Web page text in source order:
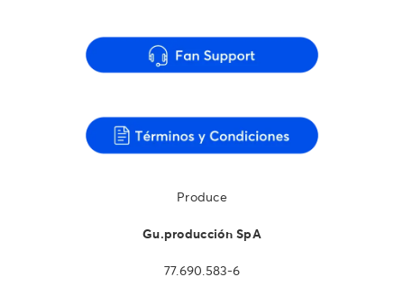
Produce
Gu.producción SpA
77.690.583-6